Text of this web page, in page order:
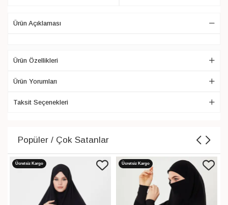
Ürün Açıklaması
Ürün Özellikleri
Ürün Yorumları
Taksit Seçenekleri
Popüler / Çok Satanlar
Ücretsiz Kargo Ücretsiz Kargo